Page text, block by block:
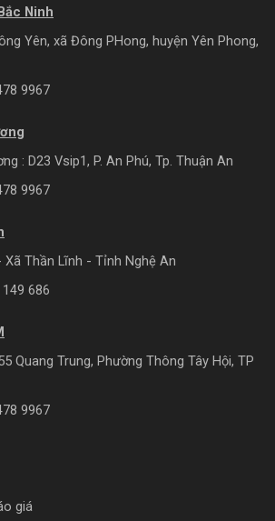
Ninh
Yên, xã Đông PHong, huyện Yên Phong,
9967
: D23 Vsip1, P. An Phú, Tp. Thuận An
9967
Xã Thần Lĩnh - Tỉnh Nghệ An
686
Quang Trung, Phường Thông Tây Hội, TP
9967
giá